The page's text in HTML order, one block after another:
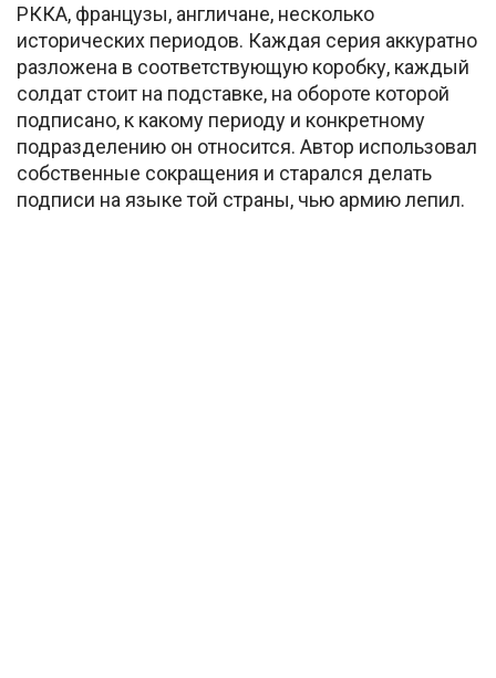
РККА, французы, англичане, несколько
исторических периодов. Каждая серия аккуратно
разложена в соответствующую коробку, каждый
солдат стоит на подставке, на обороте которой
подписано, к какому периоду и конкретному
подразделению он относится. Автор использовал
собственные сокращения и старался делать
подписи на языке той страны, чью армию лепил.